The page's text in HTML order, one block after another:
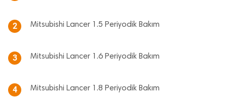
2 Mitsubishi Lancer 1.5 Periyodik Bakım
3 Mitsubishi Lancer 1.6 Periyodik Bakım
4 Mitsubishi Lancer 1.8 Periyodik Bakım